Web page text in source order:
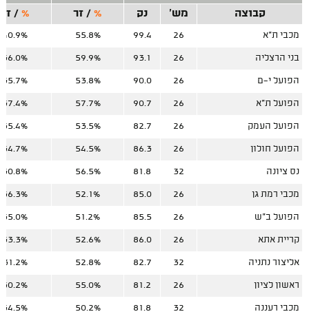
קבוצה
מש' נק %
/ זר %
/זר
מכבי ת"א 26
99.4
55.8%
40.9%
בני הרצליה 26
93.1
59.9%
36.0%
הפועל י-ם 26
90.0
53.8%
35.7%
הפועל ת"א 26
90.7
57.7%
37.4%
הפועל העמק 26
82.7
53.5%
35.4%
הפועל חולון 26
86.3
54.5%
34.7%
נס ציונה 32
81.8
56.5%
30.8%
מכבי רמת גן 26
85.0
52.1%
36.3%
הפועל ב"ש 26
85.5
51.2%
35.0%
קריית אתא 26
86.0
52.6%
33.3%
אליצור נתניה 32
82.7
52.8%
31.2%
ראשון לציון 26
81.2
55.0%
30.2%
מכבי רעננה 32
81.8
50.2%
34.5%